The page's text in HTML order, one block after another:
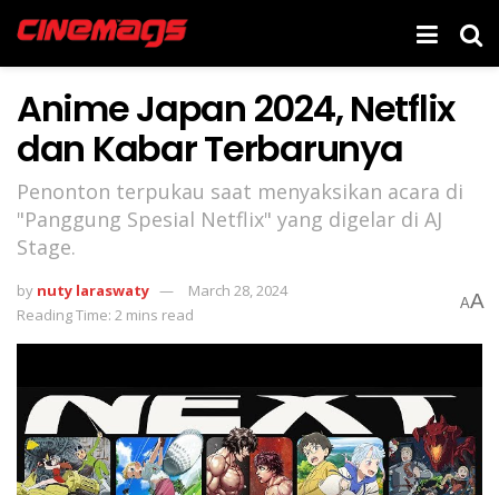
Anime Japan 2024, Netflix
dan Kabar Terbarunya
Penonton terpukau saat menyaksikan acara di
"Panggung Spesial Netflix" yang digelar di AJ
Stage.
by nuty laraswaty
March 28, 2024
Reading Time: 2 mins read
AA